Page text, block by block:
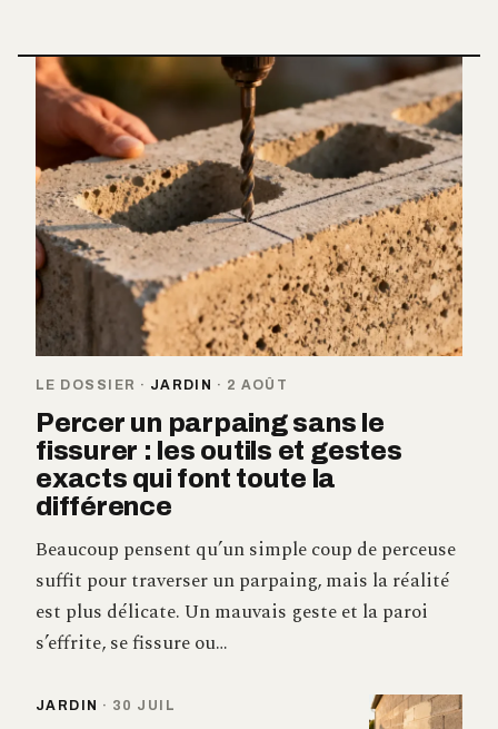
LE DOSSIER · JARDIN · 2 AOÛT
Percer un parpaing sans le
fissurer : les outils et gestes
exacts qui font toute la
différence
Beaucoup pensent qu’un simple coup de perceuse
suffit pour traverser un parpaing, mais la réalité
est plus délicate. Un mauvais geste et la paroi
s’effrite, se fissure ou…
JARDIN · 30 JUIL